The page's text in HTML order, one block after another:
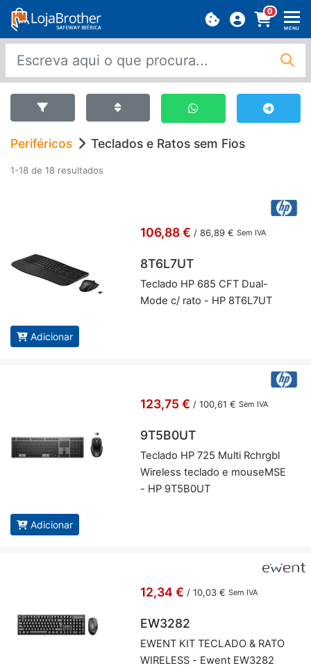
0
MENU
Periféricos Teclados e Ratos sem Fios
1-18 de 18 resultados
106,88 € / 86,89 € Sem IVA
8T6L7UT
Te­clado HP 685 CFT Dual-
Mode c/ rato - HP 8T6L7UT
Adicionar
123,75 € / 100,61 € Sem IVA
9T5B0UT
Te­clado HP 725 Multi Rchrgbl
Wi­re­less te­clado e mou­seMSE
- HP 9T5B0UT
Adicionar
12,34 € / 10,03 € Sem IVA
EW3282
EWENT KIT TE­CLADO & RATO
WI­RE­LESS - Ewent EW3282